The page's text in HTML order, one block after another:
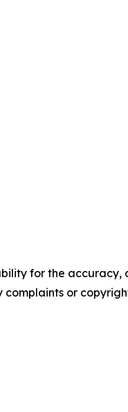
for the accuracy,
or